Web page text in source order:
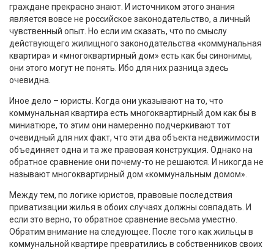
граждане прекрасно знают. И источником этого знания
является вовсе не российское законодательство, а личный
чувственный опыт. Но если им сказать, что по смыслу
действующего жилищного законодательства «коммунальная
квартира» и «многоквартирный дом» есть как бы синонимы,
они этого могут не понять. Ибо для них разница здесь
очевидна.
Иное дело – юристы. Когда они указывают на то, что
коммунальная квартира есть многоквартирный дом как бы в
миниатюре, то этим они намеренно подчеркивают тот
очевидный для них факт, что эти два объекта недвижимости
объединяет одна и та же правовая конструкция. Однако на
обратное сравнение они почему-то не решаются. И никогда не
называют многоквартирный дом «коммунальным домом».
Между тем, по логике юристов, правовые последствия
приватизации жилья в обоих случаях должны совпадать. И
если это верно, то обратное сравнение весьма уместно.
Обратим внимание на следующее. После того как жильцы в
коммунальной квартире превратились в собственников своих